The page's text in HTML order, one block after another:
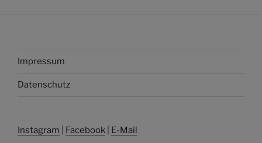
Impressum
Datenschutz
Instagram Facebook E-Mail